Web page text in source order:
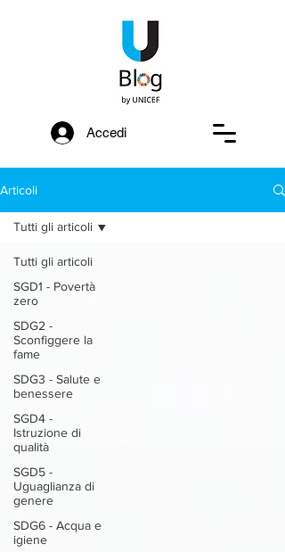
Accedi
Articoli
Tutti gli articoli
SGD1 - Povertà
zero
SDG2 -
Sconfiggere la
fame
SDG3 - Salute e
benessere
SGD4 -
Istruzione di
qualità
SGD5 -
Uguaglianza di
genere
SDG6 - Acqua e
igiene
Tutti gli articoli